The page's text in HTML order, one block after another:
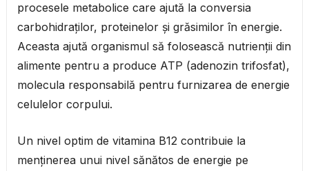
procesele metabolice care ajută la conversia
carbohidraților, proteinelor și grăsimilor în energie.
Aceasta ajută organismul să folosească nutrienții din
alimente pentru a produce ATP (adenozin trifosfat),
molecula responsabilă pentru furnizarea de energie
celulelor corpului.
Un nivel optim de vitamina B12 contribuie la
menținerea unui nivel sănătos de energie pe